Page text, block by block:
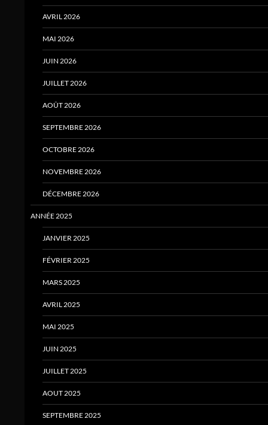
AVRIL 2026
MAI 2026
JUIN 2026
JUILLET 2026
AOÛT 2026
SEPTEMBRE 2026
OCTOBRE 2026
NOVEMBRE 2026
DÉCEMBRE 2026
ANNÉE 2025
JANVIER 2025
FÉVRIER 2025
MARS 2025
AVRIL 2025
MAI 2025
JUIN 2025
JUILLET 2025
AOUT 2025
SEPTEMBRE 2025